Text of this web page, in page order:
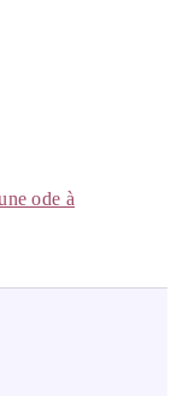
ode à